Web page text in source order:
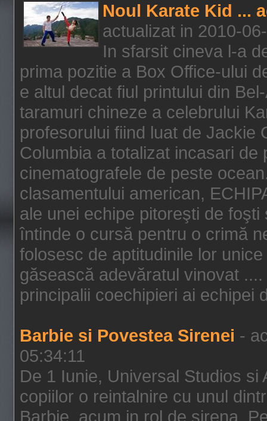
Noul Karate Kid ...
actualizat in 2010-
In sfarsit cineva l-a
prima pozitie a Box Office-ului
e altul decat fiul printului din
taramuri chineze a celebrului
profesorului fiind luat de Jackie
Columbia a totalizat incasari
cinematografele de peste
clasamentului american,
ale unei echipe pitoreşti de
întinde o cursă pentru o crimă
folosesc de aptitudinile lor
găsească adevăratul vinovat
principalii coechipieri ai echipei
Barbie si Povestea Sirenei -
05:34:11
De 1 Iunie, Universal Studios si
copiilor o reintalnire cu unul
Barbie, acum in rol de sirena.